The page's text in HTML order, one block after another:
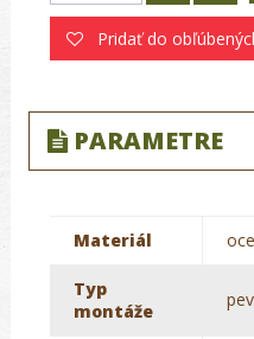
Pridať do
PARAMETRE
Materiál
Typ
montáže